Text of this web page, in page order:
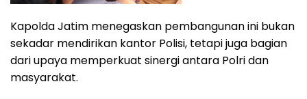
Kapolda Jatim menegaskan pembangunan ini bukan
sekadar mendirikan kantor Polisi, tetapi juga bagian
dari upaya memperkuat sinergi antara Polri dan
masyarakat.